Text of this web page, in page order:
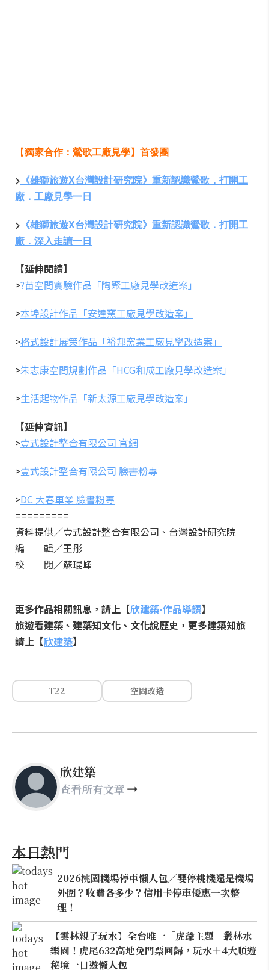
【獨家合作：鶯歌工廠見學】 首發團
> 《雄獅旅遊X台灣設計研究院》重新認識鶯歌．打開工
廠．工廠見學一日
> 《雄獅旅遊X台灣設計研究院》重新認識鶯歌．打開工
廠．深入走讀一日
【延伸閱讀】
>?苗空間實驗作品「陶聚工廠見學改造案」
>本埠設計作品「安達窯工廠見學改造案」
>格式設計展策作品「裕邦窯業工廠見學改造案」
>朱志康空間規劃作品「HCG和成工廠見學改造案」
>生活起物作品「新太源工廠見學改造案」
【延伸資訊】
>壹式設計整合有限公司 官網
>壹式設計整合有限公司 臉書粉專
>DC 大春車業 臉書粉專
=========
資料提供／壹式設計整合有限公司、台灣設計研究院
編 輯／王彤
校 閱／蘇琨峰
更多作品相關訊息，請上【欣建築-作品導讀】
旅遊看建築、建築知文化、文化說歷史，更多建築知旅
請上【欣建築】
T22 空間改造
欣建築
查看所有文章
本日熱門
2026桃園機場停車懶人包／要停桃機還是機場
外圍？收費各多少？信用卡停車優惠一次整
理！
【雲林親子玩水】全台唯一「虎爺主題」叢林水
樂園！虎尾632高地免門票回歸，玩水＋4大順遊
秘境一日遊懶人包